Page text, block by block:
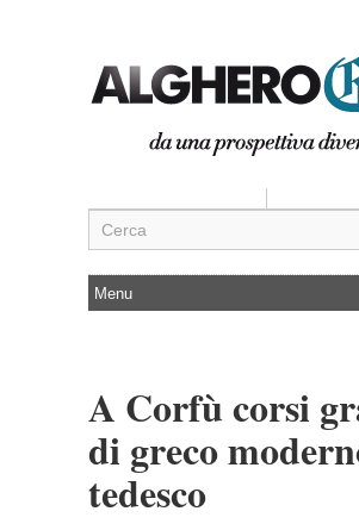
A Corfù corsi
di greco
tedesco